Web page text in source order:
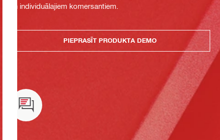
un individuālajiem komersantiem.
PIEPRASĪT PRODUKTA DEMO